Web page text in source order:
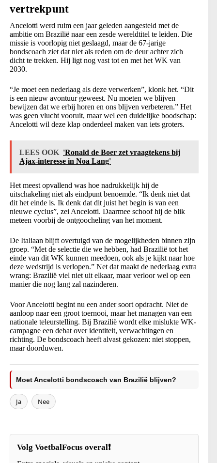
vertrekpunt
Ancelotti werd ruim een jaar geleden aangesteld met de
ambitie om Brazilië naar een zesde wereldtitel te leiden. Die
missie is voorlopig niet geslaagd, maar de 67-jarige
bondscoach ziet dat niet als reden om de deur achter zich
dicht te trekken. Hij ligt nog vast tot en met het WK van
2030.
“Je moet een nederlaag als deze verwerken”, klonk het. “Dit
is een nieuw avontuur geweest. Nu moeten we blijven
bewijzen dat we erbij horen en ons blijven verbeteren.” Het
was geen vlucht vooruit, maar wel een duidelijke boodschap:
Ancelotti wil deze klap onderdeel maken van iets groters.
LEES OOK 'Ronald de Boer zet vraagtekens bij
Ajax-interesse in Noa Lang'
Het meest opvallend was hoe nadrukkelijk hij de
uitschakeling niet als eindpunt benoemde. “Ik denk niet dat
dit het einde is. Ik denk dat dit juist het begin is van een
nieuwe cyclus”, zei Ancelotti. Daarmee schoof hij de blik
meteen voorbij de ontgoocheling van het moment.
De Italiaan blijft overtuigd van de mogelijkheden binnen zijn
groep. “Met de selectie die we hebben, had Brazilië tot het
einde van dit WK kunnen meedoen, ook als je kijkt naar hoe
deze wedstrijd is verlopen.” Net dat maakt de nederlaag extra
wrang: Brazilië viel niet uit elkaar, maar verloor wel op een
manier die nog lang zal nazinderen.
Voor Ancelotti begint nu een ander soort opdracht. Niet de
aanloop naar een groot toernooi, maar het managen van een
nationale teleurstelling. Bij Brazilië wordt elke mislukte WK-
campagne een debat over identiteit, verwachtingen en
richting. De bondscoach heeft alvast gekozen: niet stoppen,
maar doorduwen.
Moet Ancelotti bondscoach van Brazilië blijven?
Ja Nee
Volg VoetbalFocus overal❗